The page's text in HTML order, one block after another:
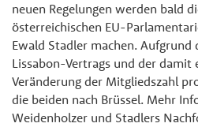
neuen Regelungen werden bald
österreichischen EU-
Ewald Stadler machen. Aufgrund
Lissabon-Vertrags und der damit
Veränderung der Mitgliedszahl
die beiden nach Brüssel. Mehr
Weidenholzer und Stadlers